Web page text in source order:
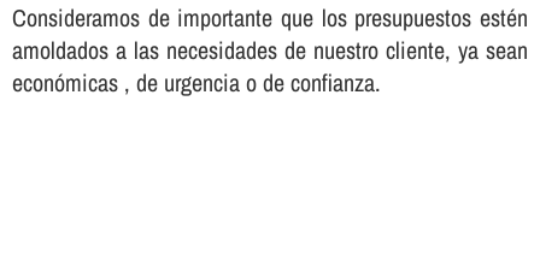
Consideramos de importante que los presupuestos estén
amoldados a las necesidades de nuestro cliente, ya sean
económicas , de urgencia o de confianza.